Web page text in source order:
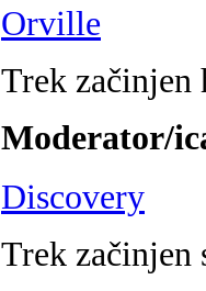
Orville
Trek začinjen
Moderator/
Discovery
Trek začinjen